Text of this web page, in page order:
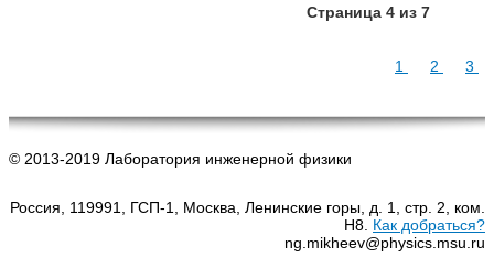
Страница 4 из 7
1 2 3
© 2013-2019 Лаборатория инженерной физики
Россия, 119991, ГСП-1, Москва, Ленинские горы, д. 1, стр. 2, ком.
Н8. Как добраться?
ng.mikheev@physics.msu.ru